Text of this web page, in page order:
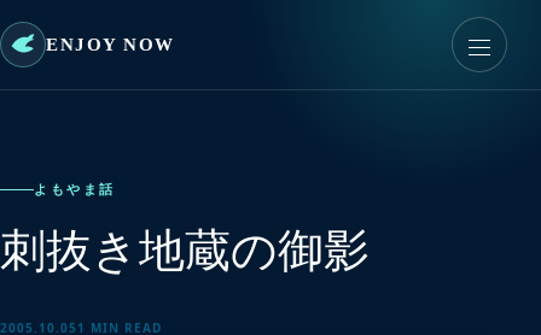
ENJOY NOW
よもやま話
刺抜き地蔵の御影
2005.10.05 1 MIN READ